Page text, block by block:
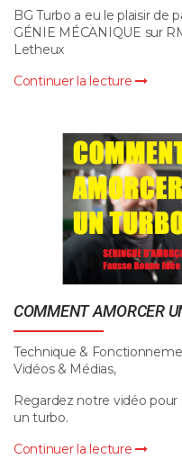
BG Turbo a eu le plaisir de
GÉNIE MÉCANIQUE sur
Letheux
Continuer la lecture
COMMENT AMORCER
Technique &
Vidéos & Médias,
Regardez notre vidéo
un turbo.
Continuer la lecture